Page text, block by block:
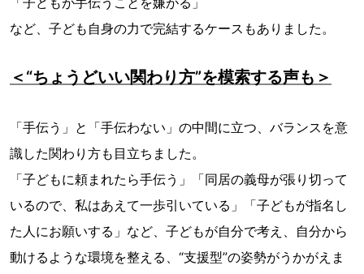
など、子ども自身の力で完結するケースもありました。
＜“ちょうどいい関わり方”を模索する声も＞
「手伝う」と「手伝わない」の中間に立つ、バランスを意
識した関わり方も目立ちました。
「子どもに頼まれたら手伝う」「同居の義母が張り切って
いるので、私はあえて一歩引いている」「子どもが指名し
た人にお願いする」など、子どもが自分で考え、自分から
動けるような環境を整える、“支援型”の姿勢がうかがえま